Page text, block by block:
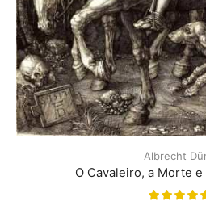
Albrecht
O Cavaleiro, a Morte e